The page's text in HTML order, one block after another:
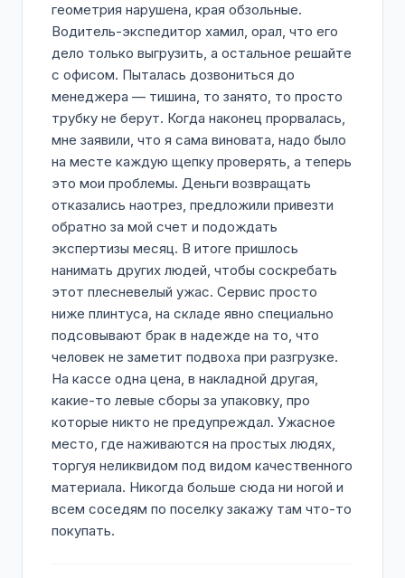
геометрия нарушена, края обзольные.
Водитель-экспедитор хамил, орал, что его
дело только выгрузить, а остальное решайте
с офисом. Пыталась дозвониться до
менеджера — тишина, то занято, то просто
трубку не берут. Когда наконец прорвалась,
мне заявили, что я сама виновата, надо было
на месте каждую щепку проверять, а теперь
это мои проблемы. Деньги возвращать
отказались наотрез, предложили привезти
обратно за мой счет и подождать
экспертизы месяц. В итоге пришлось
нанимать других людей, чтобы соскребать
этот плесневелый ужас. Сервис просто
ниже плинтуса, на складе явно специально
подсовывают брак в надежде на то, что
человек не заметит подвоха при разгрузке.
На кассе одна цена, в накладной другая,
какие-то левые сборы за упаковку, про
которые никто не предупреждал. Ужасное
место, где наживаются на простых людях,
торгуя неликвидом под видом качественного
материала. Никогда больше сюда ни ногой и
всем соседям по поселку закажу там что-то
покупать.